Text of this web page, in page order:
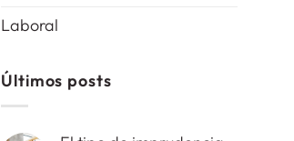
Laboral
Últimos posts